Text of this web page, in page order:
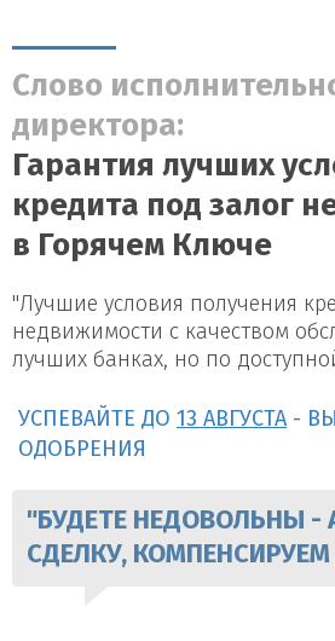
Слово
директора:
Гарантия лучших
кредита под залог
в Горячем Ключе
"Лучшие условия получения
недвижимости с качеством
лучших банках, но по
УСПЕВАЙТЕ ДО 13 АВГУСТА -
ОДОБРЕНИЯ
"БУДЕТЕ НЕДОВОЛЬНЫ -
СДЕЛКУ,